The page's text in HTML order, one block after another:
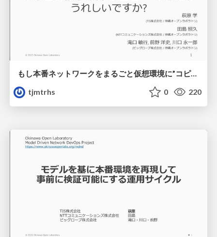
もし本番ネットワークをまるごと仮想環境に”コピー”できたらうれしいですか?
tjmtrhs
0 220